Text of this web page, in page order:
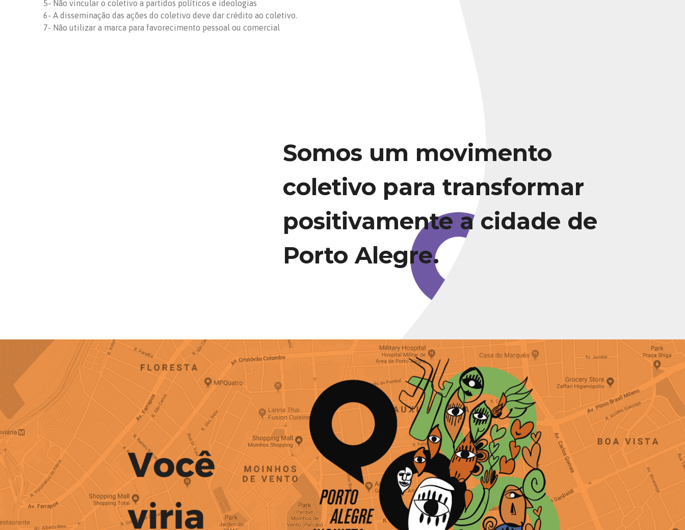
5- Não vincular o coletivo a partidos políticos e ideologias
6- A disseminação das ações do coletivo deve dar crédito ao coletivo.
7- Não utilizar a marca para favorecimento pessoal ou comercial
Somos um movimento
coletivo para transformar
positivamente a cidade de
Porto Alegre.